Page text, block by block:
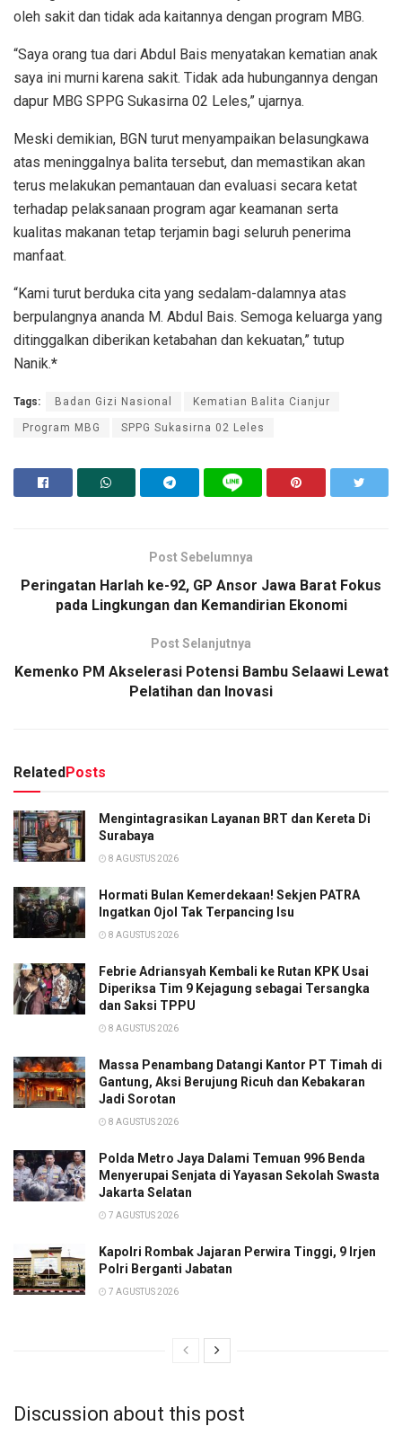
oleh sakit dan tidak ada kaitannya dengan program MBG.
“Saya orang tua dari Abdul Bais menyatakan kematian anak
saya ini murni karena sakit. Tidak ada hubungannya dengan
dapur MBG SPPG Sukasirna 02 Leles,” ujarnya.
Meski demikian, BGN turut menyampaikan belasungkawa
atas meninggalnya balita tersebut, dan memastikan akan
terus melakukan pemantauan dan evaluasi secara ketat
terhadap pelaksanaan program agar keamanan serta
kualitas makanan tetap terjamin bagi seluruh penerima
manfaat.
“Kami turut berduka cita yang sedalam-dalamnya atas
berpulangnya ananda M. Abdul Bais. Semoga keluarga yang
ditinggalkan diberikan ketabahan dan kekuatan,” tutup
Nanik.*
Tags: Badan Gizi Nasional Kematian Balita Cianjur
Program MBG SPPG Sukasirna 02 Leles
Post Sebelumnya
Peringatan Harlah ke-92, GP Ansor Jawa Barat Fokus
pada Lingkungan dan Kemandirian Ekonomi
Post Selanjutnya
Kemenko PM Akselerasi Potensi Bambu Selaawi Lewat
Pelatihan dan Inovasi
RelatedPosts
Mengintagrasikan Layanan BRT dan Kereta Di
Surabaya
8 AGUSTUS 2026
Hormati Bulan Kemerdekaan! Sekjen PATRA
Ingatkan Ojol Tak Terpancing Isu
8 AGUSTUS 2026
Febrie Adriansyah Kembali ke Rutan KPK Usai
Diperiksa Tim 9 Kejagung sebagai Tersangka
dan Saksi TPPU
8 AGUSTUS 2026
Massa Penambang Datangi Kantor PT Timah di
Gantung, Aksi Berujung Ricuh dan Kebakaran
Jadi Sorotan
8 AGUSTUS 2026
Polda Metro Jaya Dalami Temuan 996 Benda
Menyerupai Senjata di Yayasan Sekolah Swasta
Jakarta Selatan
7 AGUSTUS 2026
Kapolri Rombak Jajaran Perwira Tinggi, 9 Irjen
Polri Berganti Jabatan
7 AGUSTUS 2026
Discussion about this post